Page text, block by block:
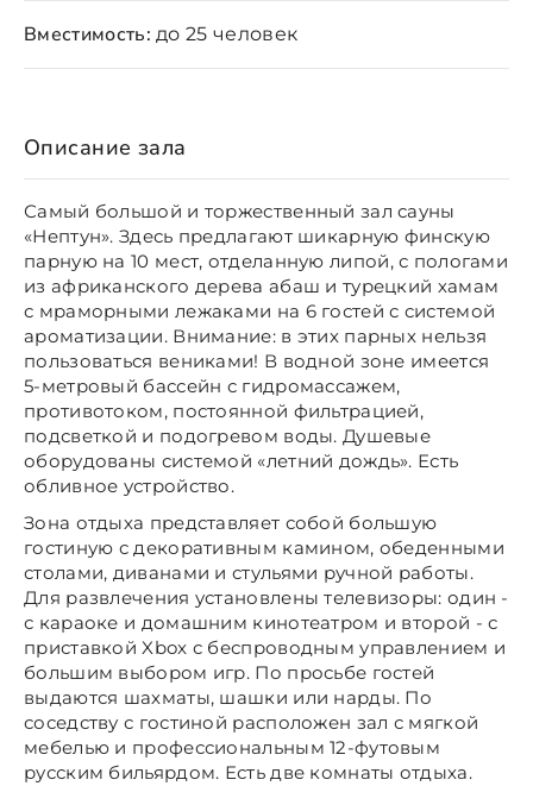
Вместимость: до 25 человек
Описание зала
Самый большой и торжественный зал сауны
«Нептун». Здесь предлагают шикарную финскую
парную на 10 мест, отделанную липой, с пологами
из африканского дерева абаш и турецкий хамам
с мраморными лежаками на 6 гостей с системой
ароматизации. Внимание: в этих парных нельзя
пользоваться вениками! В водной зоне имеется
5-метровый бассейн с гидромассажем,
противотоком, постоянной фильтрацией,
подсветкой и подогревом воды. Душевые
оборудованы системой «летний дождь». Есть
обливное устройство.
Зона отдыха представляет собой большую
гостиную с декоративным камином, обеденными
столами, диванами и стульями ручной работы.
Для развлечения установлены телевизоры: один -
с караоке и домашним кинотеатром и второй - с
приставкой Xbox с беспроводным управлением и
большим выбором игр. По просьбе гостей
выдаются шахматы, шашки или нарды. По
соседству с гостиной расположен зал с мягкой
мебелью и профессиональным 12-футовым
русским бильярдом. Есть две комнаты отдыха.